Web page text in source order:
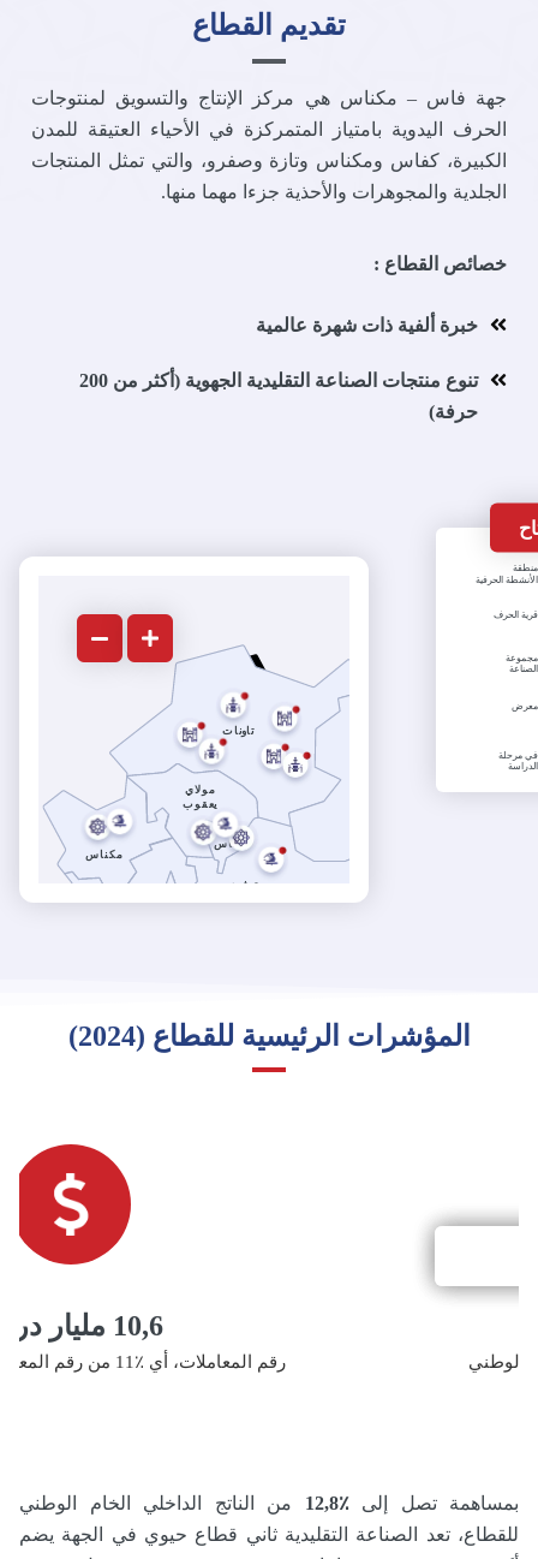
تقديم القطاع
جهة فاس – مكناس هي مركز الإنتاج والتسويق لمنتوجات
الحرف اليدوية بامتياز المتمركزة في الأحياء العتيقة للمدن
الكبيرة، كفاس ومكناس وتازة وصفرو، والتي تمثل المنتجات
الجلدية والمجوهرات والأحذية جزءا مهما منها.
خصائص القطاع :
خبرة ألفية ذات شهرة عالمية
تنوع منتجات الصناعة التقليدية الجهوية (أكثر من 200
حرفة)
منطقة
الأنشطة الحرفية
قرية الحرف
مجموعة
الصناعة
معرض
في مرحلة
الدراسة
مكناس
تاونات
صفرو
فاس
مولاي
يعقوب
المؤشرات الرئيسية للقطاع (2024)
الوطني
10,6 مليار درهم
رقم المعاملات، أي ٪11 من رقم المعاملات الوطني للقطاع
بمساهمة تصل إلى٪12,8
من الناتج الداخلي الخام الوطني
للقطاع، تعد الصناعة التقليدية ثاني قطاع حيوي في الجهة يضم